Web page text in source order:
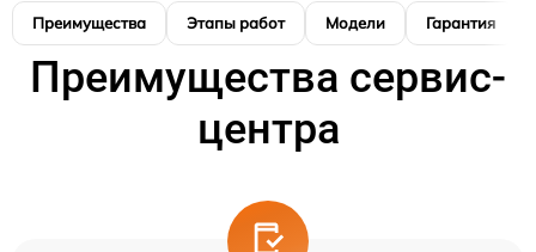
Преимущества Этапы работ Модели Гарантия
Преимущества сервис-
центра